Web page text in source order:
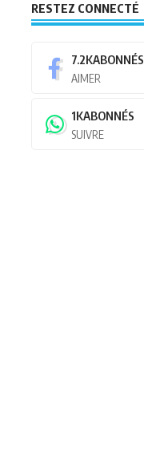
RESTEZ CONNECTÉ
7.2KABONNÉS
AIMER
1KABONNÉS
SUIVRE